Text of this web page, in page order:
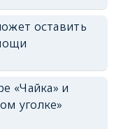
оставить
«Чайка» и
уголке»